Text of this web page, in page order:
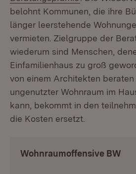
belohnt Kommunen, die ihre
länger leerstehende
vermieten. Zielgruppe der
wiederum sind Menschen,
Einfamilienhaus zu groß
von einem Architekten
ungenutzter Wohnraum im
kann, bekommt in den
die Kosten ersetzt.
Wohnraumoffensive BW